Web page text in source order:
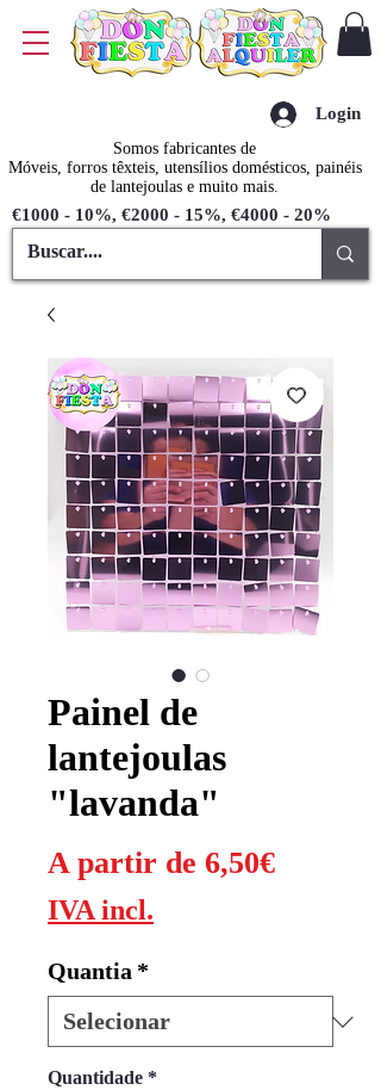
Somos fabricantes de
Móveis, forros têxteis, utensílios domésticos, painéis
de lantejoulas e muito mais.
€1000 - 10%, €2000 - 15%, €4000 - 20%
Login
Painel de
lantejoulas
"lavanda"
A partir de 6,50€Preço
IVA incl.
Quantia *
Quantidade *